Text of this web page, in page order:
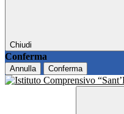
Chiudi
Conferma
Annulla Conferma